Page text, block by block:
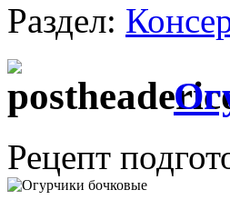
Раздел:
Рецепт